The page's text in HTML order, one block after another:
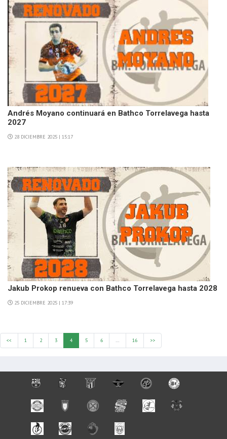
Andrés Moyano continuará en Bathco Torrelavega hasta
2027
28 DICIEMBRE 2025 | 15:17
Jakub Prokop renueva con Bathco Torrelavega hasta 2028
25 DICIEMBRE 2025 | 17:39
<< 1 2 3 4 5 6 … 16 >>